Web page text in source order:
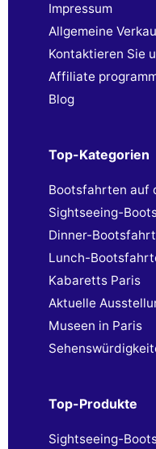
Impressum
Allgemeine
Kontaktieren Sie
Affiliate
Blog
Top-Kategorien
Bootsfahrten auf
Sightseeing-
Dinner-
Lunch-
Kabaretts Paris
Aktuelle
Museen in Paris
Top-Produkte
Sightseeing-